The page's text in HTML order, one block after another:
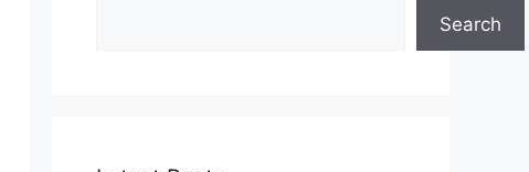
Search